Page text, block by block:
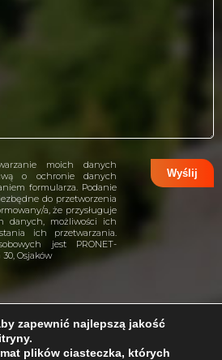
moich danych
o ochronie danych
formularza. Podanie
do przetworzenia
a, że przysługuje
danych, możliwości ich
ich przetwarzania.
jest PRONET-
Osjaków
CreativeHeads.pl
zapewnić najlepszą jakość
plików ciasteczka, których